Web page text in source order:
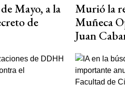
Mayo, a la
de
Murió la
Muñeca
Juan